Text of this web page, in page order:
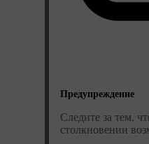
Предупреждение
Следите за тем,
столкновении